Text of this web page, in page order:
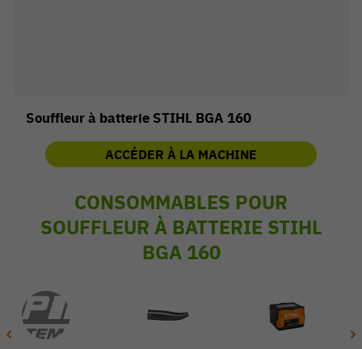
Souffleur à batterie STIHL BGA 160
ACCÉDER À LA MACHINE
CONSOMMABLES POUR
SOUFFLEUR À BATTERIE STIHL
BGA 160